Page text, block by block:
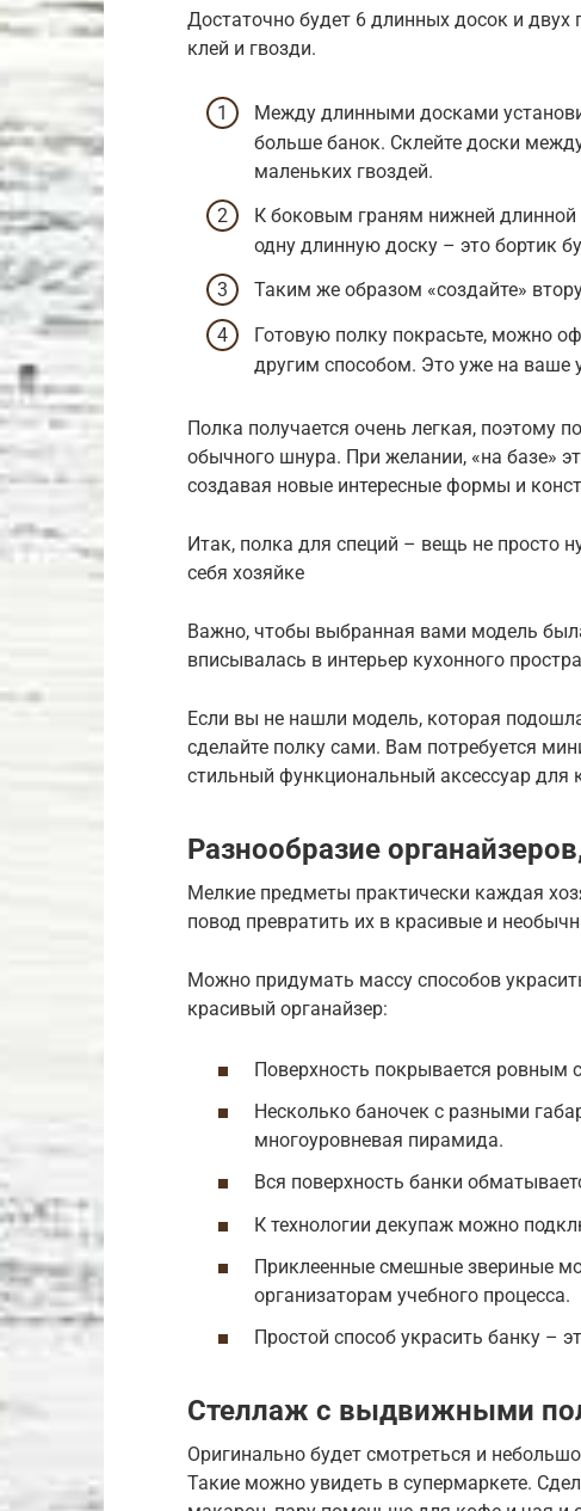
Достаточно будет 6 длинных досок и двух
клей и гвозди.
Между длинными досками
больше банок. Склейте доски
маленьких гвоздей.
К боковым граням нижней длинной
одну длинную доску – это бортик
Таким же образом «создайте»
Готовую полку покрасьте, можно
другим способом. Это уже на ваше
Полка получается очень легкая, поэтому
обычного шнура. При желании, «на базе»
создавая новые интересные формы и
Итак, полка для специй – вещь не просто
себя хозяйке
Важно, чтобы выбранная вами модель
вписывалась в интерьер кухонного
Если вы не нашли модель, которая
сделайте полку сами. Вам потребуется
стильный функциональный аксессуар для
Разнообразие
Мелкие предметы практически каждая
повод превратить их в красивые и
Можно придумать массу способов
красивый органайзер:
Поверхность покрывается ровным
Несколько баночек с разными
многоуровневая пирамида.
Вся поверхность банки
К технологии декупаж можно
Приклеенные смешные звериные
организаторам учебного процесса.
Простой способ украсить банку –
Стеллаж с выдвижными
Оригинально будет смотреться и
Такие можно увидеть в супермаркете.